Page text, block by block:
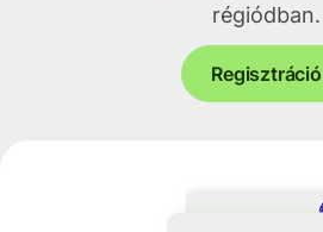
régiódban.
Regisztráció